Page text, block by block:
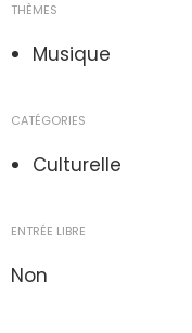
THÈMES
Musique
CATÉGORIES
Culturelle
ENTRÉE LIBRE
Non